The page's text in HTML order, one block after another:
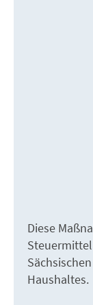
Diese
Haushaltes.